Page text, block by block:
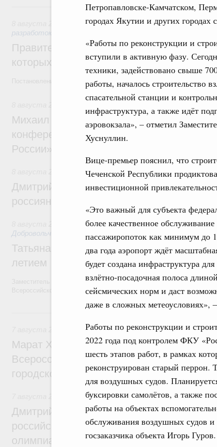
Петропавловске-Камчатском,
городах Якутии и других городах
«Работы по реконструкции и
вступили в активную фазу.
техники, задействовано свыше
работы, началось строительство
спасательной станции и
инфраструктура, а также идёт
аэровокзала», – отметил
Хуснуллин.
Вице-премьер пояснил, что
Чеченской Республики
инвестиционной
«Это важный для субъекта
более качественное
пассажиропоток как минимум до
два года аэропорт ждёт
будет создана инфраструктура
взлётно-посадочная полоса
сейсмических норм и даст
даже в сложных метеоусловиях»,
Работы по реконструкции и
2022 года под контролем ФКУ
шесть этапов работ, в рамках
реконструирован старый перрон.
для воздушных судов.
буксировки самолётов, а также
работы на объектах
обслуживания воздушных судов и
госзаказчика объекта Игорь Гуров.
8 августа, суббота
Государственная политика в сфере
разработок
Правительство расширило перечень
которых освобождаются от НДФЛ
Постановление от 5 августа 2026 года №978
Отрасль информационных технологий
Михаил Мишустин дал поручения по
конференции «Цифровая индустрия
России»
Спорт высших достижений и массовый
Дмитрий Чернышенко и Михаил
россиян с Днём физкультурника
Социальные инновации. Некоммерческие
Добровольчество и волонтёрство. Благотворительность
Татьяна Голикова поздравила
летием
Заместитель Председателя Правительства Татьяна Голикова
Всероссийского общественного движения «Волонтёры-медики» с
7 августа, пятница
Экономика городов. Городская среда
Марат Хуснуллин провёл заседание
Всероссийского конкурса лучших
городской среды
Отрасль информационных технологий
Дмитрий Чернышенко и Сергей Кравцов
российскую сборную с победой на
олимпиаде по искусственному